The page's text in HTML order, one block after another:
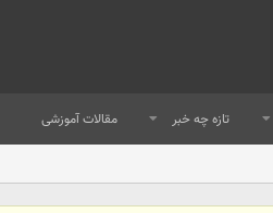
تازه چه خبر مقالات آموزشی